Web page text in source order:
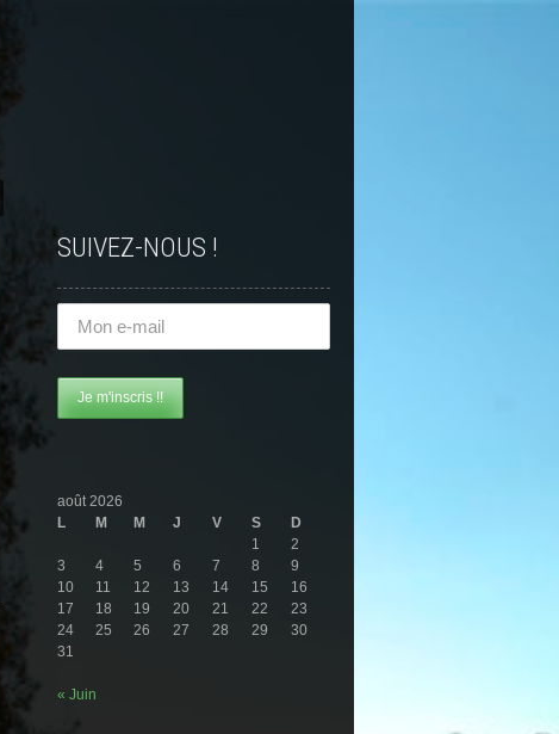
SUIVEZ-NOUS !
août 2026
L
M M J V S
D
1
2
3
4 5 6 7 8
9
10
11 12 13 14 15
16
17
18 19 20 21 22
23
24
25 26 27 28 29
30
31
« Juin